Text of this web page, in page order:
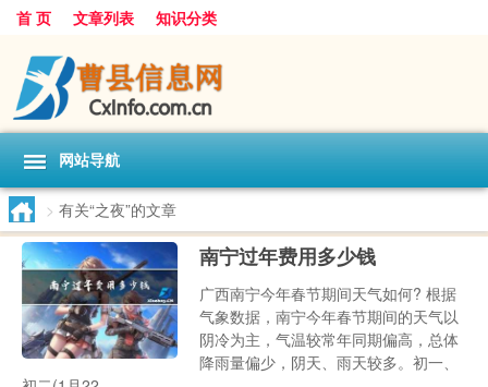
首 页 文章列表 知识分类
网站导航
> 有关“之夜”的文章
南宁过年费用多少钱
广西南宁今年春节期间天气如何? 根据
气象数据，南宁今年春节期间的天气以
阴冷为主，气温较常年同期偏高，总体
降雨量偏少，阴天、雨天较多。初一、